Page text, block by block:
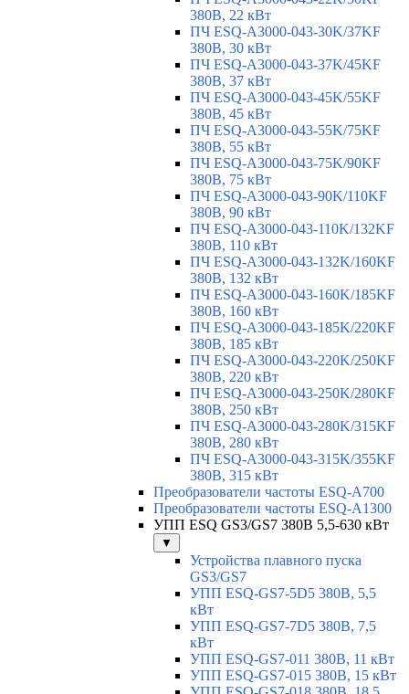
380В, 22 кВт
ПЧ ESQ-A3000-043-30K/37KF
380В, 30 кВт
ПЧ ESQ-A3000-043-37K/45KF
380В, 37 кВт
ПЧ ESQ-A3000-043-45K/55KF
380В, 45 кВт
ПЧ ESQ-A3000-043-55K/75KF
380В, 55 кВт
ПЧ ESQ-A3000-043-75K/90KF
380В, 75 кВт
ПЧ ESQ-A3000-043-90K/110KF
380В, 90 кВт
ПЧ ESQ-A3000-043-110K/132KF
380В, 110 кВт
ПЧ ESQ-A3000-043-132K/160KF
380В, 132 кВт
ПЧ ESQ-A3000-043-160K/185KF
380В, 160 кВт
ПЧ ESQ-A3000-043-185K/220KF
380В, 185 кВт
ПЧ ESQ-A3000-043-220K/250KF
380В, 220 кВт
ПЧ ESQ-A3000-043-250K/280KF
380В, 250 кВт
ПЧ ESQ-A3000-043-280K/315KF
380В, 280 кВт
ПЧ ESQ-A3000-043-315K/355KF
380В, 315 кВт
Преобразователи частоты ESQ-A700
Преобразователи частоты ESQ-A1300
УПП ESQ GS3/GS7 380В 5,5-630 кВт
▼
Устройства плавного пуска
GS3/GS7
УПП ESQ-GS7-5D5 380В, 5,5
кВт
УПП ESQ-GS7-7D5 380В, 7,5
кВт
УПП ESQ-GS7-011 380В, 11 кВт
УПП ESQ-GS7-015 380В, 15 кВт